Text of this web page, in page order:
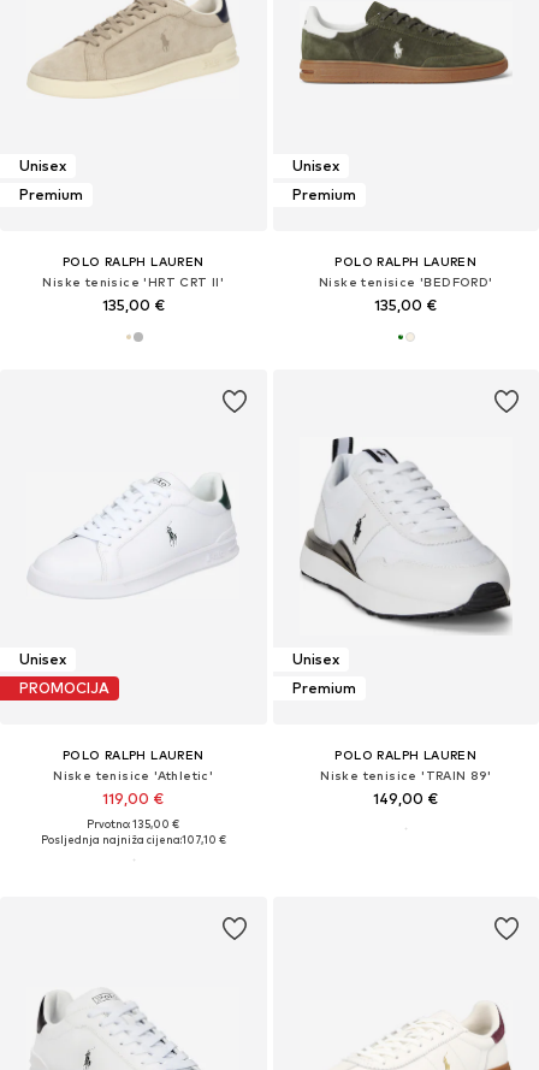
Unisex
Premium
POLO RALPH LAUREN
Niske tenisice 'HRT CRT II'
135,00 €
Unisex
Premium
POLO RALPH LAUREN
Niske tenisice 'BEDFORD'
135,00 €
Unisex
PROMOCIJA
POLO RALPH LAUREN
Niske tenisice 'Athletic'
119,00 €
Prvotno: 135,00 €
Posljednja najniža cijena:107,10 €
Unisex
Premium
POLO RALPH LAUREN
Niske tenisice 'TRAIN 89'
149,00 €